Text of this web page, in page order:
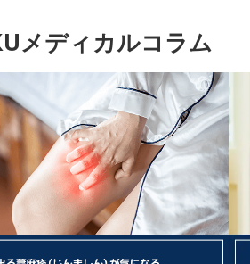
メディカルコラム